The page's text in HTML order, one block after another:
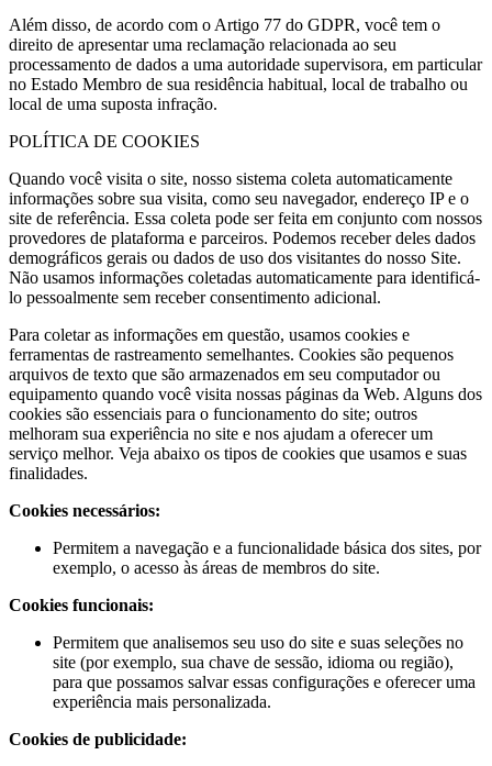
Além disso, de acordo com o Artigo 77 do GDPR, você tem o
direito de apresentar uma reclamação relacionada ao seu
processamento de dados a uma autoridade supervisora, em particular
no Estado Membro de sua residência habitual, local de trabalho ou
local de uma suposta infração.
POLÍTICA DE COOKIES
Quando você visita o site, nosso sistema coleta automaticamente
informações sobre sua visita, como seu navegador, endereço IP e o
site de referência. Essa coleta pode ser feita em conjunto com nossos
provedores de plataforma e parceiros. Podemos receber deles dados
demográficos gerais ou dados de uso dos visitantes do nosso Site.
Não usamos informações coletadas automaticamente para identificá-
lo pessoalmente sem receber consentimento adicional.
Para coletar as informações em questão, usamos cookies e
ferramentas de rastreamento semelhantes. Cookies são pequenos
arquivos de texto que são armazenados em seu computador ou
equipamento quando você visita nossas páginas da Web. Alguns dos
cookies são essenciais para o funcionamento do site; outros
melhoram sua experiência no site e nos ajudam a oferecer um
serviço melhor. Veja abaixo os tipos de cookies que usamos e suas
finalidades.
Cookies necessários:
Permitem a navegação e a funcionalidade básica dos sites, por
exemplo, o acesso às áreas de membros do site.
Cookies funcionais:
Permitem que analisemos seu uso do site e suas seleções no
site (por exemplo, sua chave de sessão, idioma ou região),
para que possamos salvar essas configurações e oferecer uma
experiência mais personalizada.
Cookies de publicidade: